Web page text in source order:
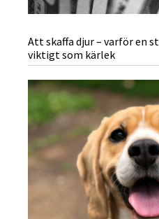
Att skaffa djur – varför en
viktigt som kärlek